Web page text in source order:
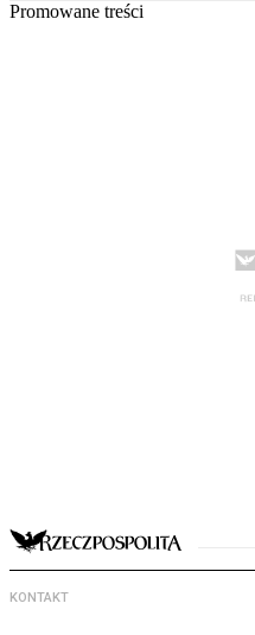
Promowane treści
KONTAKT